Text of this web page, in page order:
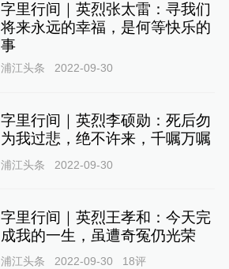
字里行间｜英烈张太雷：寻我们
将来永远的幸福，是何等快乐的
事
浦江头条 2022-09-30
字里行间｜英烈李硕勋：死后勿
为我过悲，绝不许来，千嘱万嘱
浦江头条 2022-09-30
字里行间｜英烈王孝和：今天完
成我的一生，虽遭奇冤仍光荣
浦江头条 2022-09-30 18评